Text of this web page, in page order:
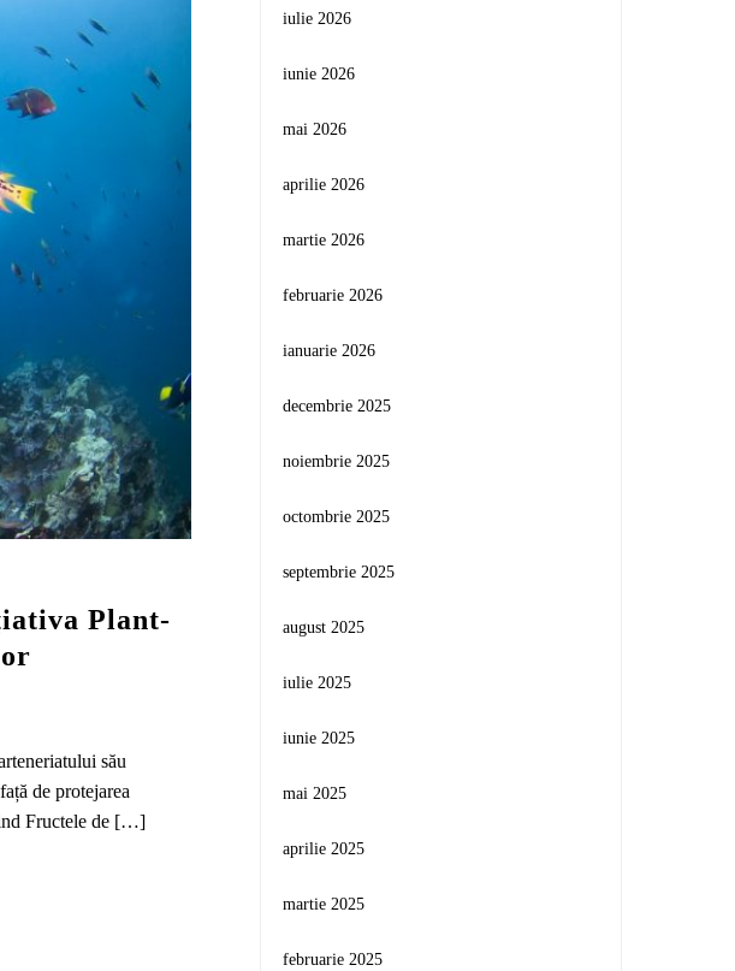
Plant-
său
de protejarea
Fructele de […]
iulie 2026
iunie 2026
mai 2026
aprilie 2026
martie 2026
februarie 2026
ianuarie 2026
decembrie 2025
noiembrie 2025
octombrie 2025
septembrie 2025
august 2025
iulie 2025
iunie 2025
mai 2025
aprilie 2025
martie 2025
februarie 2025